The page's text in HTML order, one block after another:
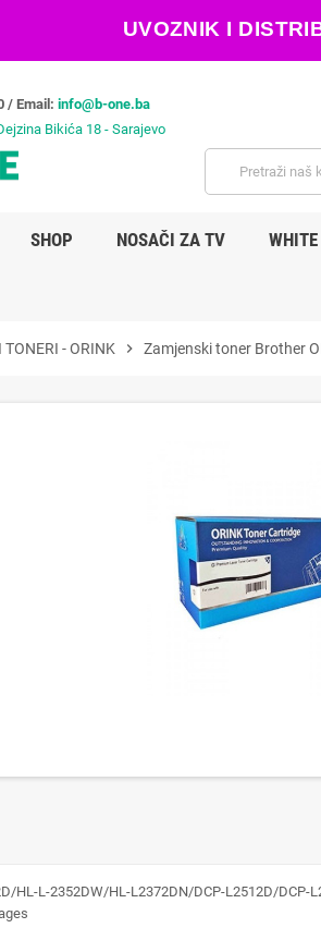
UVOZNIK I
/ Email: info@b-one.ba
Bikića 18 - Sarajevo
SHOP NOSAČI ZA TV
- ORINK chevron_right Zamjenski toner Brother
HL-L-2352DW/HL-L2372DN/DCP-L2512D/